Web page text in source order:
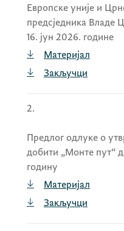
3.1.Предлогу за
представника
редовној
3.2.Предлогу за
представника
редовној
„Одржавање
средстава“ АД
Европске уније и
предсједника Владе
16. јун 2026. године
Материјал
Закључци
2.
Предлог одлуке о
добити „Монте пут“
годину
Материјал
Закључци